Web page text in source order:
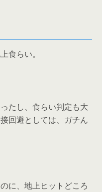
食らい。
たし、食らい判定も大
回避としては、ガチん
に、地上ヒットどころ